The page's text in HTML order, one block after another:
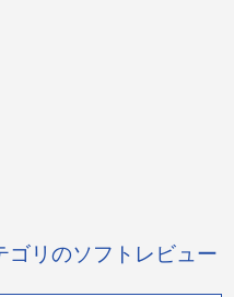
ゴリのソフトレビュー